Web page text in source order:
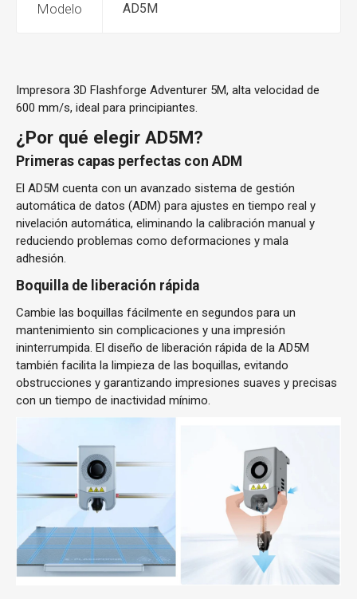
Modelo AD5M
Impresora 3D Flashforge Adventurer 5M, alta velocidad de
600 mm/s, ideal para principiantes.
¿Por qué elegir AD5M?
Primeras capas perfectas con ADM
El AD5M cuenta con un avanzado sistema de gestión
automática de datos (ADM) para ajustes en tiempo real y
nivelación automática, eliminando la calibración manual y
reduciendo problemas como deformaciones y mala
adhesión.
Boquilla de liberación rápida
Cambie las boquillas fácilmente en segundos para un
mantenimiento sin complicaciones y una impresión
ininterrumpida. El diseño de liberación rápida de la AD5M
también facilita la limpieza de las boquillas, evitando
obstrucciones y garantizando impresiones suaves y precisas
con un tiempo de inactividad mínimo.